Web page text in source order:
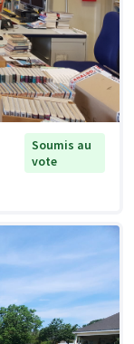
Soumis au
vote